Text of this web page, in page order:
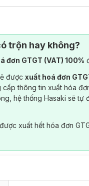
trộn hay không?
đơn GTGT (VAT) 100%
được xuất hoá đơn
thông tin xuất hóa
hệ thống Hasaki sẽ
xuất hết hóa đơn